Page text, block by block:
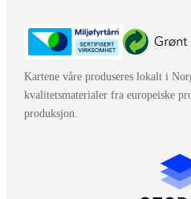
Kartene våre produseres lokalt i
kvalitetsmaterialer fra europeiske
produksjon.